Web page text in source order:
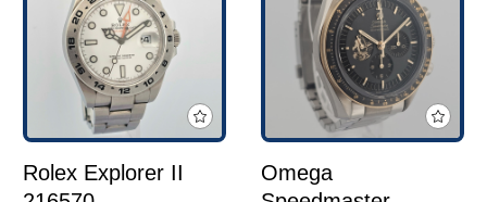
Rolex Explorer II
Omega